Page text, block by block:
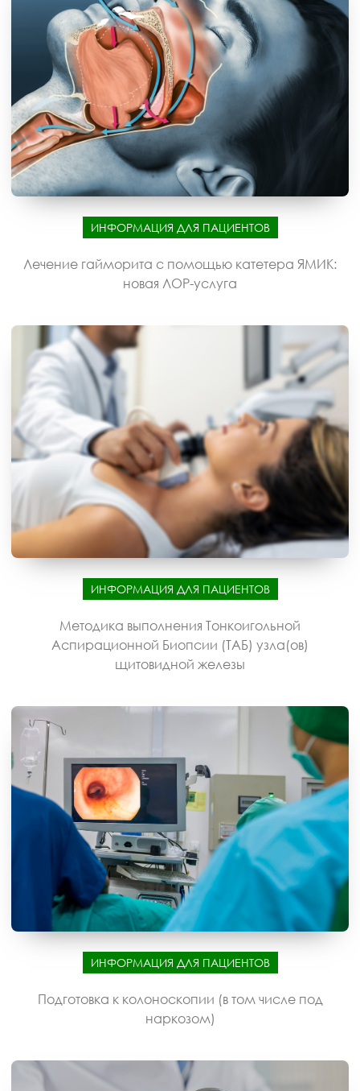
ИНФОРМАЦИЯ ДЛЯ ПАЦИЕНТОВ
Лечение гайморита с помощью катетера ЯМИК:
новая ЛОР-услуга
ИНФОРМАЦИЯ ДЛЯ ПАЦИЕНТОВ
Методика выполнения Тонкоигольной
Аспирационной Биопсии (ТАБ) узла(ов)
щитовидной железы
ИНФОРМАЦИЯ ДЛЯ ПАЦИЕНТОВ
Подготовка к колоноскопии (в том числе под
наркозом)